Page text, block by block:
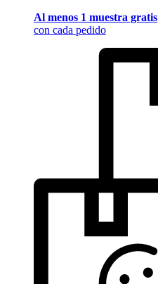
Al menos 1 muestra gratis
con cada pedido